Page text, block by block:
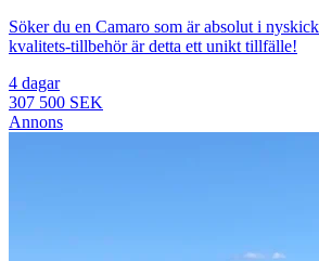
Söker du en Camaro som är absolut i
kvalitets-tillbehör är detta ett unikt tillfälle!
4 dagar
307 500 SEK
Annons